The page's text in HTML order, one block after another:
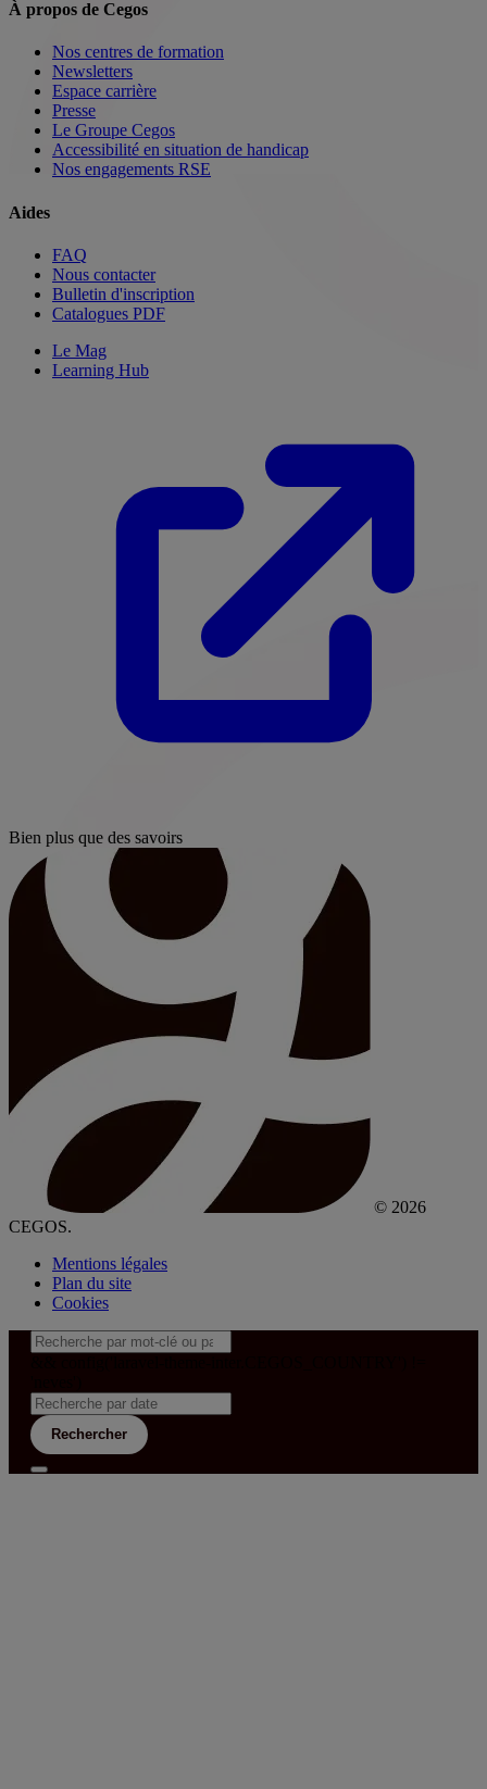
À propos de Cegos
Nos centres de formation
Newsletters
Espace carrière
Presse
Le Groupe Cegos
Accessibilité en situation de handicap
Nos engagements RSE
Aides
FAQ
Nous contacter
Bulletin d'inscription
Catalogues PDF
Le Mag
Learning Hub
Bien plus que des savoirs
© 2026
CEGOS.
Mentions légales
Plan du site
Cookies
Rechercher